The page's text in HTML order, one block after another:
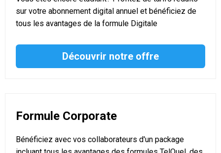
sur votre abonnement digital annuel et bénéficiez de
tous les avantages de la formule Digitale
Découvrir notre offre
Formule Corporate
Bénéficiez avec vos collaborateurs d'un package